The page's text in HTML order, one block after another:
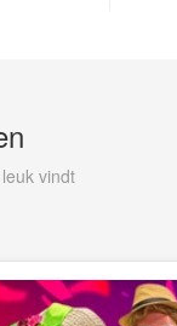
vindt